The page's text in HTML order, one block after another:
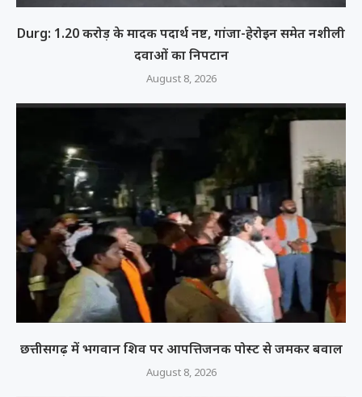
Durg: 1.20 करोड़ के मादक पदार्थ नष्ट, गांजा-हेरोइन समेत नशीली
दवाओं का निपटान
August 8, 2026
छत्तीसगढ़ में भगवान शिव पर आपत्तिजनक पोस्ट से जमकर बवाल
August 8, 2026